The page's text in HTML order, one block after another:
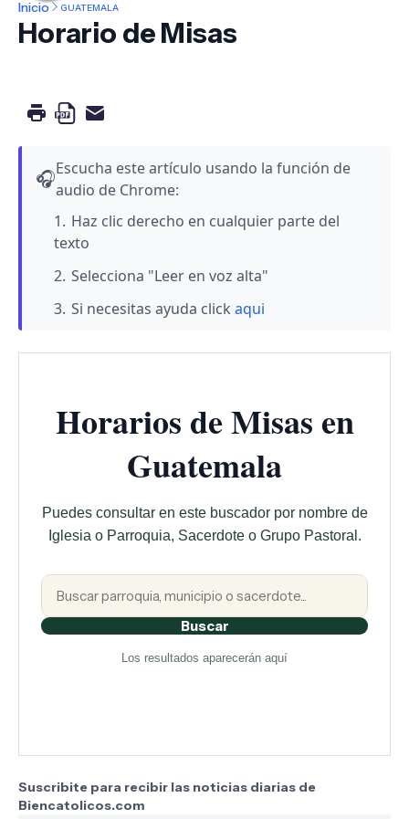
Inicio GUATEMALA
Horario de Misas
🎧Escucha este artículo usando la función de
audio de Chrome:
Haz clic derecho en cualquier parte del
texto
Selecciona "Leer en voz alta"
Si necesitas ayuda click aqui
Horarios de Misas en
Guatemala
Puedes consultar en este buscador por nombre de
Iglesia o Parroquia, Sacerdote o Grupo Pastoral.
Buscar
Los resultados aparecerán aquí
Suscribite para recibir las noticias diarias de
Biencatolicos.com